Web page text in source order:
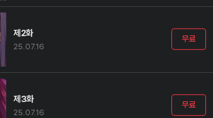
제2화
25.07.16
무료
제3화
25.07.16
무료